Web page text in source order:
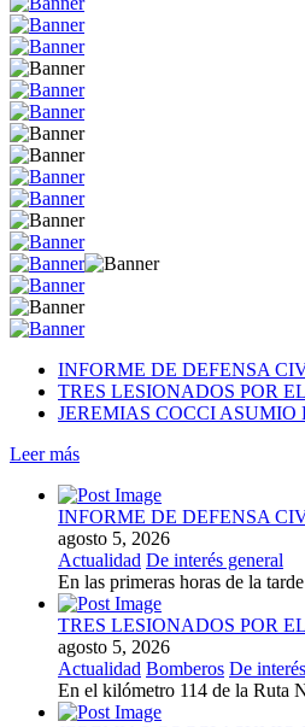
INFORME DE DEFENSA
TRES LESIONADOS POR
JEREMIAS COCCI
Leer más
INFORME DE DEFENSA
agosto 5, 2026
Actualidad De interés general
En las primeras horas de la
TRES LESIONADOS POR
agosto 5, 2026
Actualidad Bomberos De
En el kilómetro 114 de la Ruta